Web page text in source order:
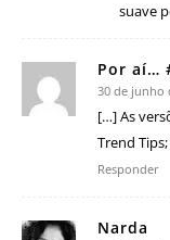
suave
Por aí…
30 de junho
[…] As
Trend
Responder
Narda